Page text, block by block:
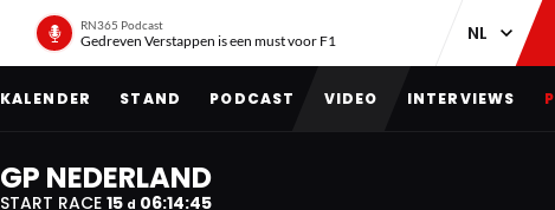
RN365 Podcast
Gedreven Verstappen is een must voor F1
KALENDER STAND PODCAST VIDEO INTERVIEWS
GP NEDERLAND
START RACE 15 d 06:14:44